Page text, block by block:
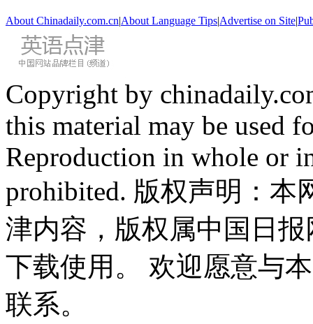
About Chinadaily.com.cn|About Language Tips|Advertise on Site|
Copyright by
this material may be used
Reproduction in whole or
prohibited. 版权声明：
津内容，版权属中国日
下载使用。 欢迎愿意与
联系。